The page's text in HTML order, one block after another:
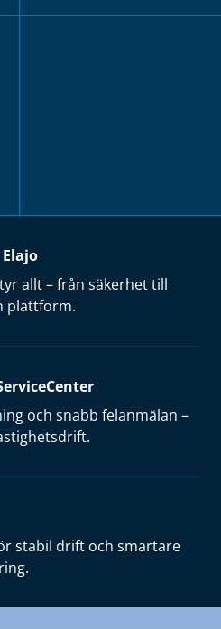
allt – från säkerhet till
plattform.
och snabb felanmälan –
stabil drift och smartare